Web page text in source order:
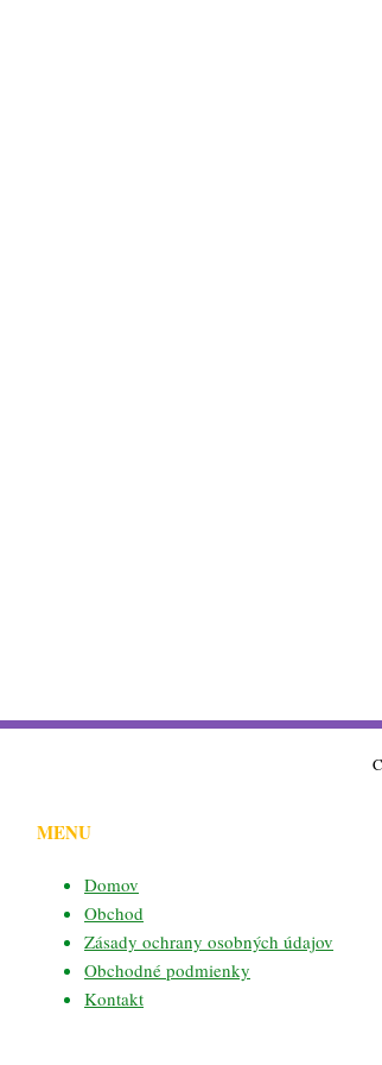
MENU
Domov
Obchod
Zásady ochrany osobných údajov
Obchodné podmienky
Kontakt